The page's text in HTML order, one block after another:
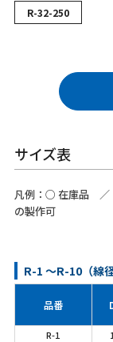
R-32-250
サイズ表
凡例： ○ 在庫品 ／
の製作可
R-1 ～R-10（線
品番
R-1 1